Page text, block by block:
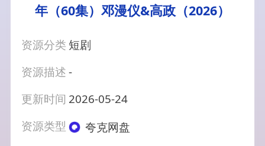
年（60集）邓漫仪&高政（2026）
资源分类 短剧
资源描述-
更新时间 2026-05-24
资源类型
夸克网盘